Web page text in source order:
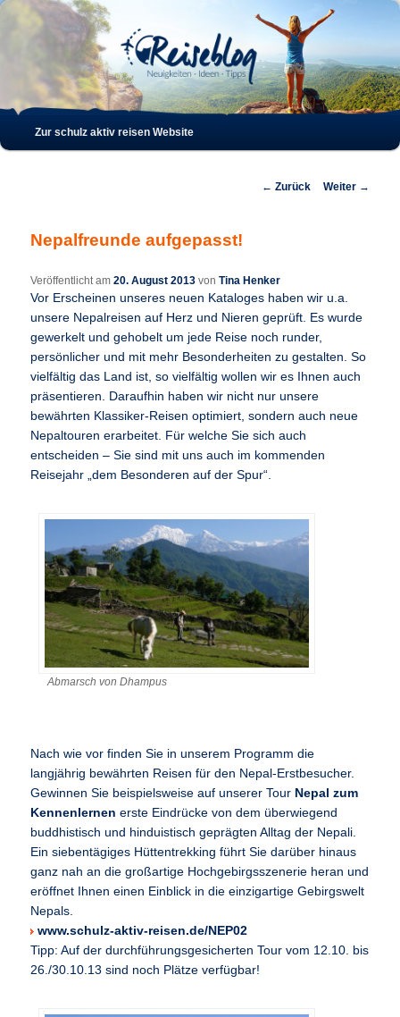
Hauptmenü
Zum
Zum
Zur schulz aktiv reisen Website
Beitrags-
← Zurück Weiter →
Nepalfreunde aufgepasst!
Veröffentlicht am20. August 2013 vonTina Henker
Vor Erscheinen unseres neuen Kataloges haben wir u.a.
unsere Nepalreisen auf Herz und Nieren geprüft. Es wurde
gewerkelt und gehobelt um jede Reise noch runder,
persönlicher und mit mehr Besonderheiten zu gestalten. So
vielfältig das Land ist, so vielfältig wollen wir es Ihnen auch
präsentieren. Daraufhin haben wir nicht nur unsere
bewährten Klassiker-Reisen optimiert, sondern auch neue
Nepaltouren erarbeitet. Für welche Sie sich auch
entscheiden – Sie sind mit uns auch im kommenden
Reisejahr „dem Besonderen auf der Spur“.
Abmarsch von Dhampus
Nach wie vor finden Sie in unserem Programm die
langjährig bewährten Reisen für den Nepal-Erstbesucher.
Gewinnen Sie beispielsweise auf unserer Tour Nepal zum
Kennenlernen erste Eindrücke von dem überwiegend
buddhistisch und hinduistisch geprägten Alltag der Nepali.
Ein siebentägiges Hüttentrekking führt Sie darüber hinaus
ganz nah an die großartige Hochgebirgsszenerie heran und
eröffnet Ihnen einen Einblick in die einzigartige Gebirgswelt
Nepals.
www.schulz-aktiv-reisen.de/NEP02
Tipp: Auf der durchführungsgesicherten Tour vom 12.10. bis
26./30.10.13 sind noch Plätze verfügbar!